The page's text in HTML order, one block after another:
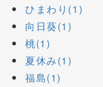
ひまわり(1)
向日葵(1)
桃(1)
夏休み(1)
福島(1)